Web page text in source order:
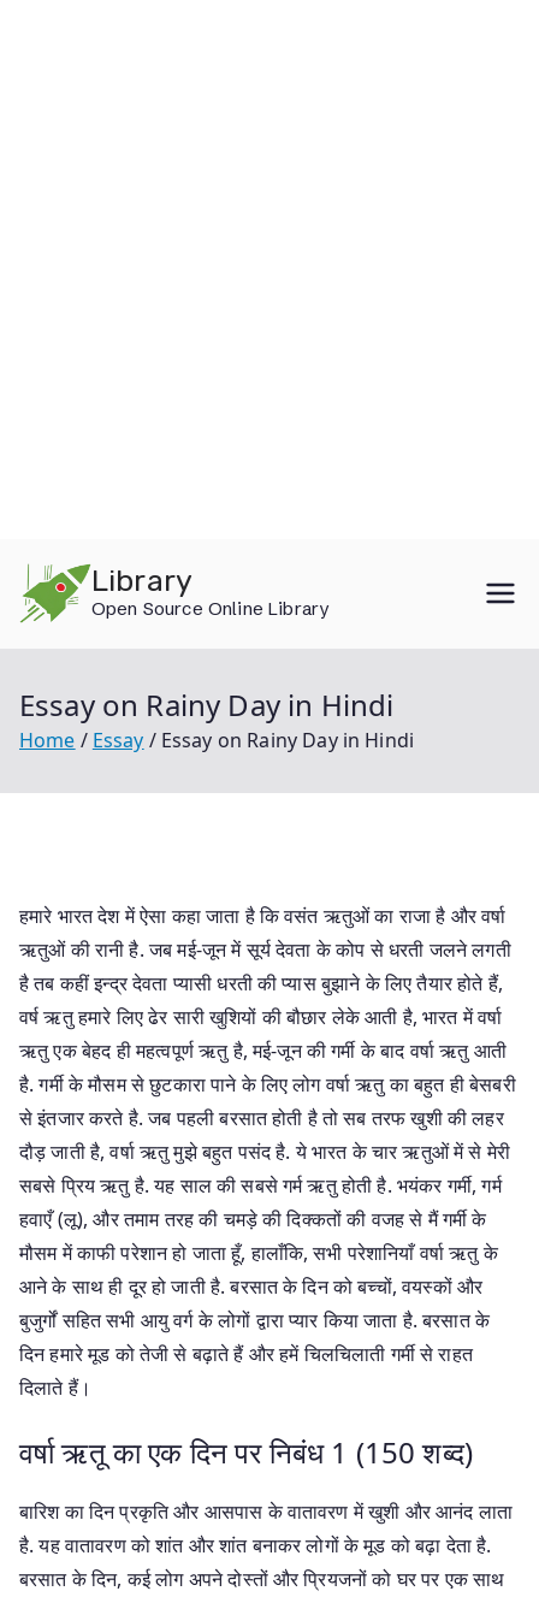
content
Library
Open Source Online Library
Essay on Rainy Day in Hindi
Home Essay Essay on Rainy Day in Hindi
हमारे भारत देश में ऐसा कहा जाता है कि वसंत ऋतुओं का राजा है और वर्षा
ऋतुओं की रानी है. जब मई-जून में सूर्य देवता के कोप से धरती जलने लगती
है तब कहीं इन्द्र देवता प्यासी धरती की प्यास बुझाने के लिए तैयार होते हैं,
वर्ष ऋतु हमारे लिए ढेर सारी खुशियों की बौछार लेके आती है, भारत में वर्षा
ऋतु एक बेहद ही महत्वपूर्ण ऋतु है, मई-जून की गर्मी के बाद वर्षा ऋतु आती
है. गर्मी के मौसम से छुटकारा पाने के लिए लोग वर्षा ऋतु का बहुत ही बेसबरी
से इंतजार करते है. जब पहली बरसात होती है तो सब तरफ खुशी की लहर
दौड़ जाती है, वर्षा ऋतु मुझे बहुत पसंद है. ये भारत के चार ऋतुओं में से मेरी
सबसे प्रिय ऋतु है. यह साल की सबसे गर्म ऋतु होती है. भयंकर गर्मी, गर्म
हवाएँ (लू), और तमाम तरह की चमड़े की दिक्कतों की वजह से मैं गर्मी के
मौसम में काफी परेशान हो जाता हूँ, हालाँकि, सभी परेशानियाँ वर्षा ऋतु के
आने के साथ ही दूर हो जाती है. बरसात के दिन को बच्चों, वयस्कों और
बुजुर्गों सहित सभी आयु वर्ग के लोगों द्वारा प्यार किया जाता है. बरसात के
दिन हमारे मूड को तेजी से बढ़ाते हैं और हमें चिलचिलाती गर्मी से राहत
दिलाते हैं।
वर्षा ऋतू का एक दिन पर निबंध 1 (150 शब्द)
बारिश का दिन प्रकृति और आसपास के वातावरण में खुशी और आनंद लाता
है. यह वातावरण को शांत और शांत बनाकर लोगों के मूड को बढ़ा देता है.
बरसात के दिन, कई लोग अपने दोस्तों और प्रियजनों को घर पर एक साथ